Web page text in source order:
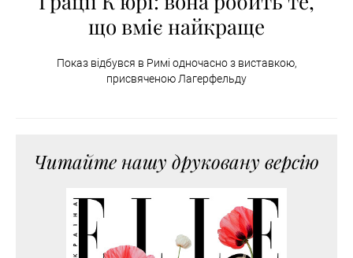
що вміє найкраще
Показ відбувся в Римі одночасно з виставкою,
присвяченою Лагерфельду
Читайте нашу друковану версію